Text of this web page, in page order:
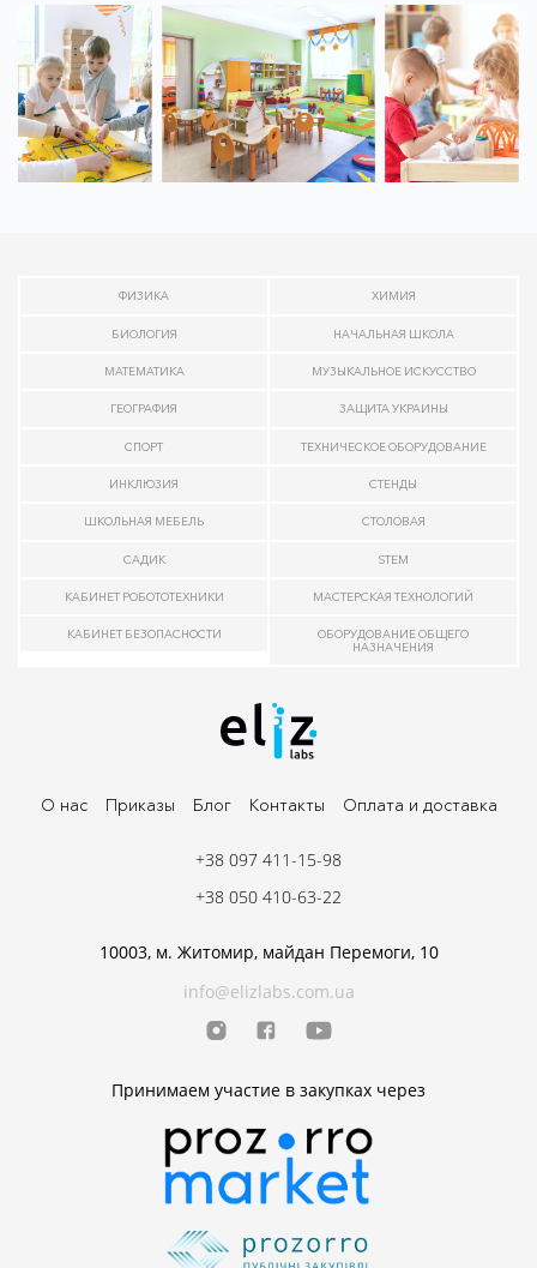
ФИЗИКА ХИМИЯ
БИОЛОГИЯ НАЧАЛЬНАЯ ШКОЛА
МАТЕМАТИКА МУЗЫКАЛЬНОЕ ИСКУССТВО
ГЕОГРАФИЯ ЗАЩИТА УКРАИНЫ
СПОРТ ТЕХНИЧЕСКОЕ ОБОРУДОВАНИЕ
ИНКЛЮЗИЯ СТЕНДЫ
ШКОЛЬНАЯ МЕБЕЛЬ СТОЛОВАЯ
САДИК STEM
КАБИНЕТ РОБОТОТЕХНИКИ МАСТЕРСКАЯ ТЕХНОЛОГИЙ
КАБИНЕТ БЕЗОПАСНОСТИ
ОБОРУДОВАНИЕ ОБЩЕГО
НАЗНАЧЕНИЯ
О нас Приказы Блог Контакты Оплата и доставка
10003, м. Житомир, майдан Перемоги, 10
info@elizlabs.com.ua
Принимаем участие в закупках через
+38 097 411-15-98
+38 050 410-63-22